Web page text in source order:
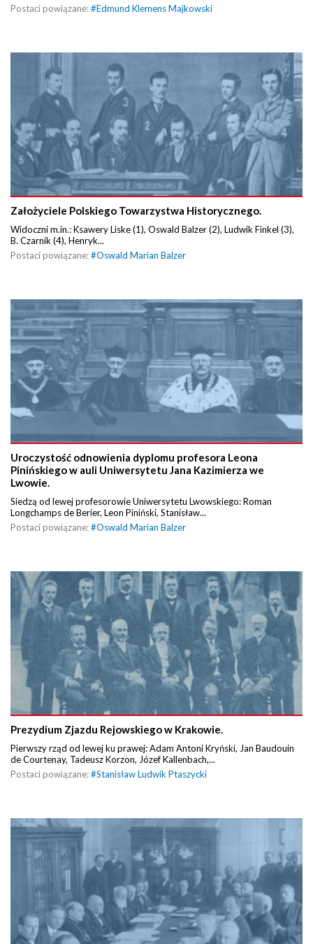
Postaci powiązane:#Edmund Klemens Majkowski
Założyciele Polskiego Towarzystwa Historycznego.
Widoczni m.in.: Ksawery Liske (1), Oswald Balzer (2), Ludwik Finkel (3),
B. Czarnik (4), Henryk...
Postaci powiązane:#Oswald Marian Balzer
Uroczystość odnowienia dyplomu profesora Leona
Pinińskiego w auli Uniwersytetu Jana Kazimierza we
Lwowie.
Siedzą od lewej profesorowie Uniwersytetu Lwowskiego: Roman
Longchamps de Berier, Leon Piniński, Stanisław...
Postaci powiązane:#Oswald Marian Balzer
Prezydium Zjazdu Rejowskiego w Krakowie.
Pierwszy rząd od lewej ku prawej: Adam Antoni Kryński, Jan Baudouin
de Courtenay, Tadeusz Korzon, Józef Kallenbach,...
Postaci powiązane:#Stanisław Ludwik Ptaszycki